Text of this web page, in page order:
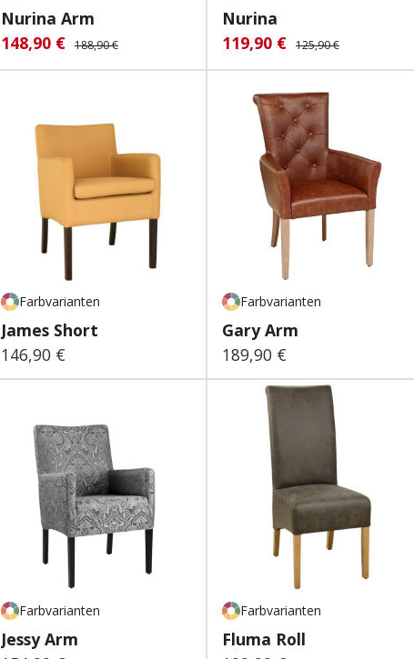
Nurina Arm
Verkaufspreis:
148,90 € Regulärer Preis:
188,90 €
Nurina
Verkaufspreis:
119,90 € Regulärer Preis:
125,90 €
Farbvarianten
James Short
Regulärer Preis:
146,90 €
Farbvarianten
Gary Arm
Regulärer Preis:
189,90 €
Farbvarianten
Jessy Arm
Farbvarianten
Fluma Roll